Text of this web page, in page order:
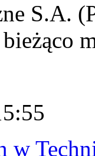
S.A.
w